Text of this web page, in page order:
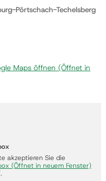
Pörtschach-Techelsberg
Maps öffnen (Öffnet in
akzeptieren Sie die
(Öffnet in neuem Fenster)
.